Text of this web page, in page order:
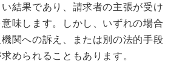
結果であり、請求者の主張が受け
味します。しかし、いずれの場合
関への訴え、または別の法的手段
められることもあります。